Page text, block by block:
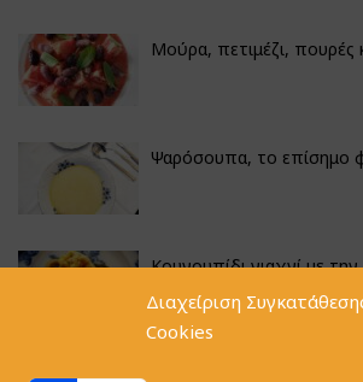
Διαχείριση
Cookies
Μούρα, πετιμέζι, πουρές
Ψαρόσουπα, το επίσημο
Κουνουπίδι γιαχνί με